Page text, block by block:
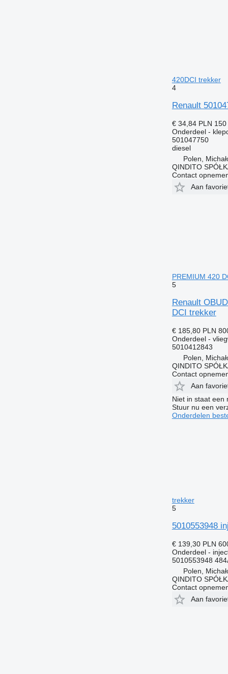
420DCI trekker
4
Renault
€ 34,84 PLN 150
Onderdeel -
501047750
diesel
Polen,
QINDITO
Contact
Aan
PREMIUM 420
5
Renault
DCI trekker
€ 185,80 PLN
Onderdeel -
5010412843
Polen,
QINDITO
Contact
Aan
Niet in staat een
Stuur nu een
Onderdelen
trekker
5
5010553948
€ 139,30 PLN
Onderdeel -
5010553948
Polen,
QINDITO
Contact
Aan